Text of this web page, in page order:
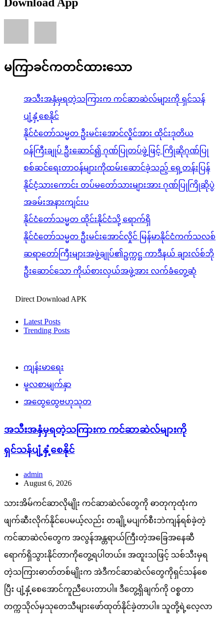
Download App
မကြာခင်ကတင်ထားသော
အသီးအနှံမှရတဲ့သကြားက ကင်ဆာဆဲလ်များကို ရှင်သန်
ပျံ့နှံ့စေနိုင်
နိုင်ငံတော်သမ္မတ ဦးမင်းအောင်လှိုင်အား ထိုင်းဒုတိယ
ဝန်ကြီးချုပ် ဦးဆောင်၍ ဂုဏ်ပြုတပ်ဖွဲ့ဖြင့် ကြိုဆိုဂုဏ်ပြု
စစ်ဆင်ရေးတာဝန်များကိုထမ်းဆောင်ခဲ့သည့် ရှေ့တန်းပြန်
နိုင်ငံ့သားကောင်း တပ်မတော်သားများအား ဂုဏ်ပြုကြိုဆိုပွဲ
အခမ်းအနားကျင်းပ
နိုင်ငံတော်သမ္မတ ထိုင်းနိုင်ငံသို့ ရောက်ရှိ
နိုင်ငံတော်သမ္မတ ဦးမင်းအောင်လှိုင် မြန်မာနိုင်ငံကက်သလစ်
ဆရာတော်ကြီးများအဖွဲ့ချုပ်၏ဥက္ကဋ္ဌ ကာဒီနယ် ချားလ်စ်ဘို
ဦးဆောင်သော ကိုယ်စားလှယ်အဖွဲ့အား လက်ခံတွေ့ဆုံ
Direct Download APK
Latest Posts
Trending Posts
ကျန်းမာရေး
မူလစာမျက်နှာ
အထွေထွေဗဟုသုတ
အသီးအနှံမှရတဲ့သကြားက ကင်ဆာဆဲလ်များကို
ရှင်သန်ပျံ့နှံ့စေနိုင်
admin
August 6, 2026
သားအိမ်ကင်ဆာလိုမျိုး ကင်ဆာဆဲလ်တွေကို ဓာတုကုထုံးက
ဖျက်ဆီးလိုက်နိုင်ပေမယ့်လည်း တချို့မပျက်စီးဘဲကျန်ရစ်ခဲ့တဲ့
ကင်ဆာဆဲလ်တွေက အလွန်အန္တရာယ်ကြီးတဲ့အခြေအနေဆီ
ရောက်ရှိသွားနိုင်တာကိုတွေ့ရပါတယ်။ အထူးသဖြင့် သစ်သီးမှရ
တဲ့သကြားဓာတ်တစ်မျိုးက အဲဒီကင်ဆာဆဲလ်တွေကိုရှင်သန်စေ
ပြီး ပျံ့နှံ့စေအောင်ကူညီပေးတာပါ။ ဒီတွေ့ရှိချက်ကို ဝစ္စတာ
တက္ကသိုလ်မှသုတေသီများဖော်ထုတ်နိုင်ခဲ့တာပါ။ သူတို့ရဲ့လေ့လာ